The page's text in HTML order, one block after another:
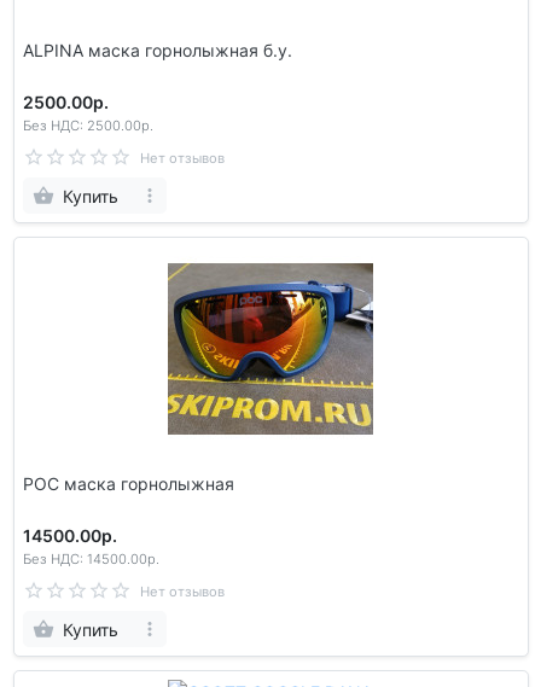
ALPINA маска горнолыжная б.у.
2500.00р.
Без НДС: 2500.00р.
Нет отзывов
Купить
POC маска горнолыжная
14500.00р.
Без НДС: 14500.00р.
Нет отзывов
Купить